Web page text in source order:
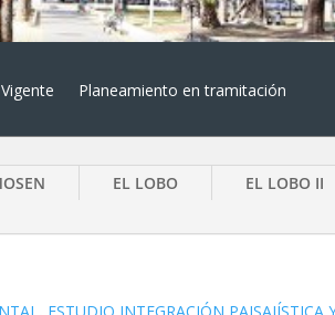
Planeamiento en tramitación
EL LOBO EL LOBO II
ESTUDIO INTEGRACIÓN PAISAJÍSTICA